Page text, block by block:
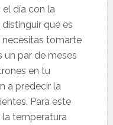
el día con la
distinguir qué es
necesitas tomarte
par de meses
en tu
a predecir la
Para este
temperatura